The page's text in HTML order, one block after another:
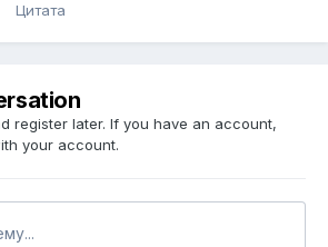
Цитата
register later. If you have an account,
your account.